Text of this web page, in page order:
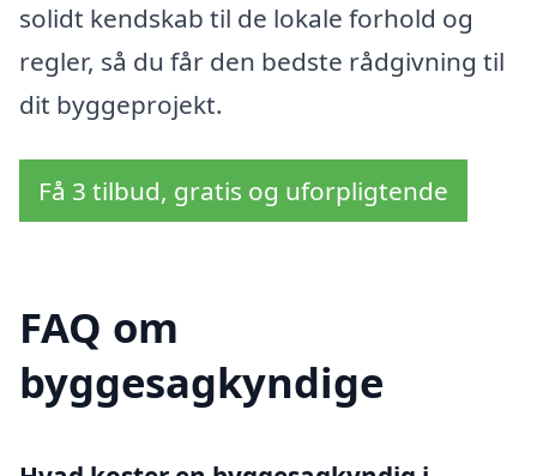
solidt kendskab til de lokale forhold og
regler, så du får den bedste rådgivning til
dit byggeprojekt.
Få 3 tilbud, gratis og uforpligtende
FAQ om
byggesagkyndige